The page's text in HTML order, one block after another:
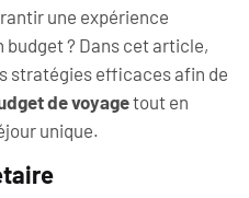
une expérience
budget ? Dans cet article,
stratégies efficaces afin de
de voyagetout en
unique.